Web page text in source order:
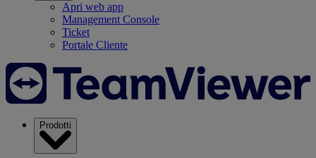
Apri web app
Management Console
Ticket
Portale Cliente
Prodotti